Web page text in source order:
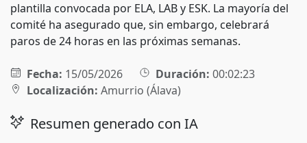
plantilla convocada por ELA, LAB y ESK. La mayoría del
comité ha asegurado que, sin embargo, celebrará
paros de 24 horas en las próximas semanas.
Fecha: 15/05/2026 Duración: 00:02:23
Localización: Amurrio (Álava)
Resumen generado con IA